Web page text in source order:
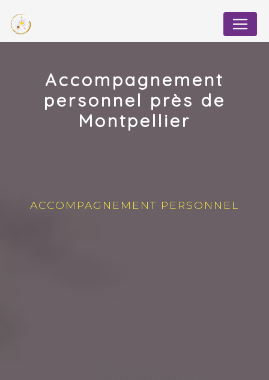
Accompagnement
personnel près de
Montpellier
ACCOMPAGNEMENT PERSONNEL